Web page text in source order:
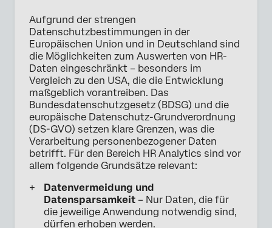
Aufgrund der strengen
Datenschutzbestimmungen in der
Europäischen Union und in Deutschland sind
die Möglichkeiten zum Auswerten von HR-
Daten eingeschränkt – besonders im
Vergleich zu den USA, die die Entwicklung
maßgeblich vorantreiben. Das
Bundesdatenschutzgesetz (BDSG) und die
europäische Datenschutz-Grundverordnung
(DS-GVO) setzen klare Grenzen, was die
Verarbeitung personenbezogener Daten
betrifft. Für den Bereich HR Analytics sind vor
allem folgende Grundsätze relevant:
Datenvermeidung und
Datensparsamkeit – Nur Daten, die für
die jeweilige Anwendung notwendig sind,
dürfen erhoben werden.